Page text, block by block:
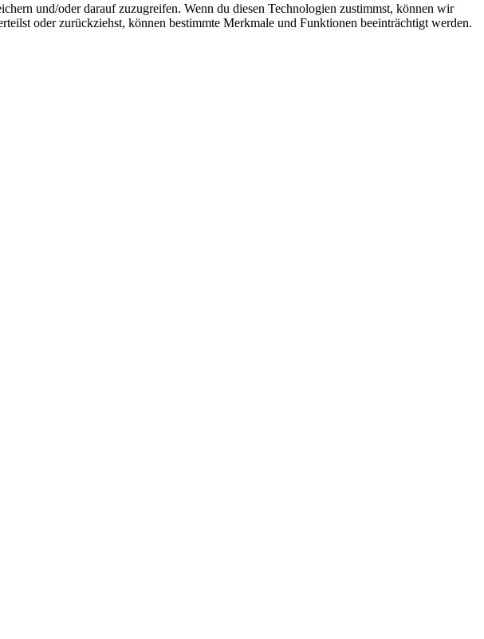
und/oder darauf zuzugreifen. Wenn du diesen Technologien zustimmst, können wir
oder zurückziehst, können bestimmte Merkmale und Funktionen beeinträchtigt werden.